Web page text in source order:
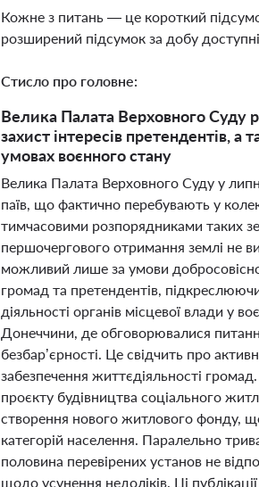
Кожне з питань — це короткий
розширений підсумок за добу
Стисло про головне:
Велика Палата Верховного Суду
захист інтересів претендентів, а
умовах воєнного стану
Велика Палата Верховного Суду у
паїв, що фактично перебувають у
тимчасовими розпорядниками таких
першочергового отримання землі не
можливий лише за умови
громад та претендентів,
діяльності органів місцевої влади у
Донеччини, де обговорювалися
безбар’єрності. Це свідчить про
забезпечення життєдіяльності
проєкту будівництва соціального
створення нового житлового фонду,
категорій населення. Паралельно
половина перевірених установ не
щодо усунення недоліків. Ці